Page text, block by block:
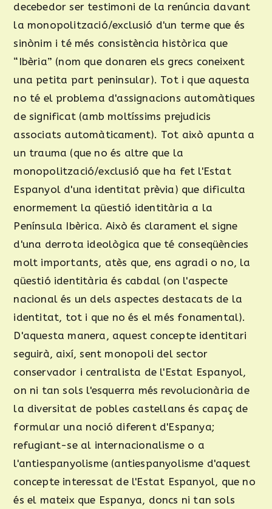
decebedor ser testimoni de la renúncia davant
la monopolització/exclusió d'un terme que és
sinònim i té més consistència històrica que
“Ibèria” (nom que donaren els grecs coneixent
una petita part peninsular). Tot i que aquesta
no té el problema d'assignacions automàtiques
de significat (amb moltíssims prejudicis
associats automàticament). Tot això apunta a
un trauma (que no és altre que la
monopolització/exclusió que ha fet l'Estat
Espanyol d'una identitat prèvia) que dificulta
enormement la qüestió identitària a la
Península Ibèrica. Això és clarament el signe
d'una derrota ideològica que té conseqüències
molt importants, atès que, ens agradi o no, la
qüestió identitària és cabdal (on l'aspecte
nacional és un dels aspectes destacats de la
identitat, tot i que no és el més fonamental).
D'aquesta manera, aquest concepte identitari
seguirà, així, sent monopoli del sector
conservador i centralista de l'Estat Espanyol,
on ni tan sols l'esquerra més revolucionària de
la diversitat de pobles castellans és capaç de
formular una noció diferent d'Espanya;
refugiant-se al internacionalisme o a
l'antiespanyolisme (antiespanyolisme d'aquest
concepte interessat de l'Estat Espanyol, que no
és el mateix que Espanya, doncs ni tan sols